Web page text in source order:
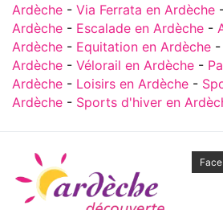
Ardèche - Via Ferrata en Ardèche
Ardèche - Escalade en Ardèche -
Ardèche - Equitation en Ardèche -
Ardèche - Vélorail en Ardèche -
Ardèche - Loisirs en Ardèche -
Ardèche - Sports d'hiver en